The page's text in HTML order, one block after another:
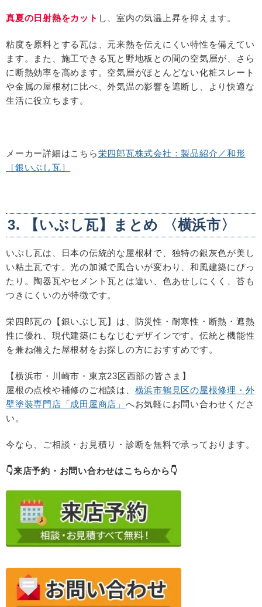
真夏の日射熱をカット し、室内の気温上昇を抑えます。
粘度を原料とする瓦は、元来熱を伝えにくい特性を備えてい
ます。また、施工できる瓦と野地板との間の空気層が、さら
に断熱効率を高めます。空気層がほとんどない化粧スレート
や金属の屋根材に比べ、外気温の影響を遮断し、より快適な
生活に役立ちます。
メーカー詳細はこちら栄四郎瓦株式会社：製品紹介／和形
［銀いぶし瓦］
3. 【いぶし瓦】まとめ 〈横浜市〉
いぶし瓦は、日本の伝統的な屋根材で、独特の銀灰色が美し
い粘土瓦です。光の加減で風合いが変わり、和風建築にぴっ
たり。陶器瓦やセメント瓦とは違い、色あせしにくく、苔も
つきにくいのが特徴です。
栄四郎瓦の【銀いぶし瓦】は、防災性・耐寒性・断熱・遮熱
性に優れ、現代建築にもなじむデザインです。伝統と機能性
を兼ね備えた屋根材をお探しの方におすすめです。
【横浜市・川崎市・東京23区西部の皆さま】
屋根の点検や補修のご相談は、 横浜市鶴見区の屋根修理・外
壁塗装専門店「成田屋商店」 へお気軽にお問い合わせくださ
い。
今なら、ご相談・お見積り・診断を無料で承っております。
👇来店予約・お問い合わせはこちらから👇